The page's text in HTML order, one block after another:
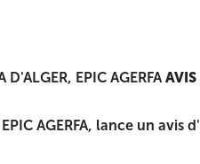
de la même
restreint N°06/2025
de biens immobiliers
et rapprochements,
D'ALGER, EPIC AGERFAAVIS
AGERFA, lance un avis